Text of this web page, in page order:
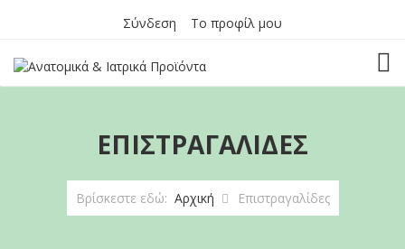
Σύνδεση
Το προφίλ μου
ΕΠΙΣΤΡΑΓΑΛΊΔΕΣ
Βρίσκεστε εδώ: Αρχική Επιστραγαλίδες